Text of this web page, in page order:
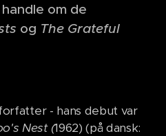
om de
og The Grateful
- hans debut var
Nest (1962) (på dansk: